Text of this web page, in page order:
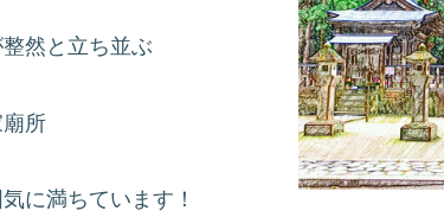
然と立ち並ぶ
所
に満ちています！